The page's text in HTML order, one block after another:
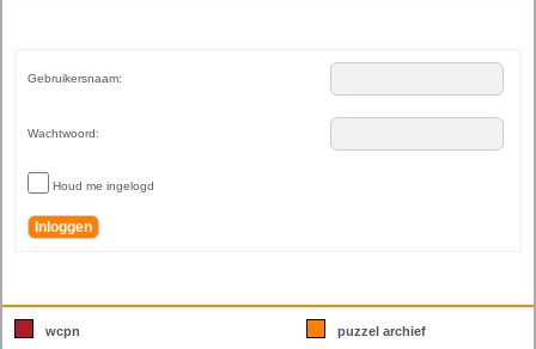
Gebruikersnaam:
Wachtwoord:
Houd me ingelogd
Inloggen
wcpn puzzel archief